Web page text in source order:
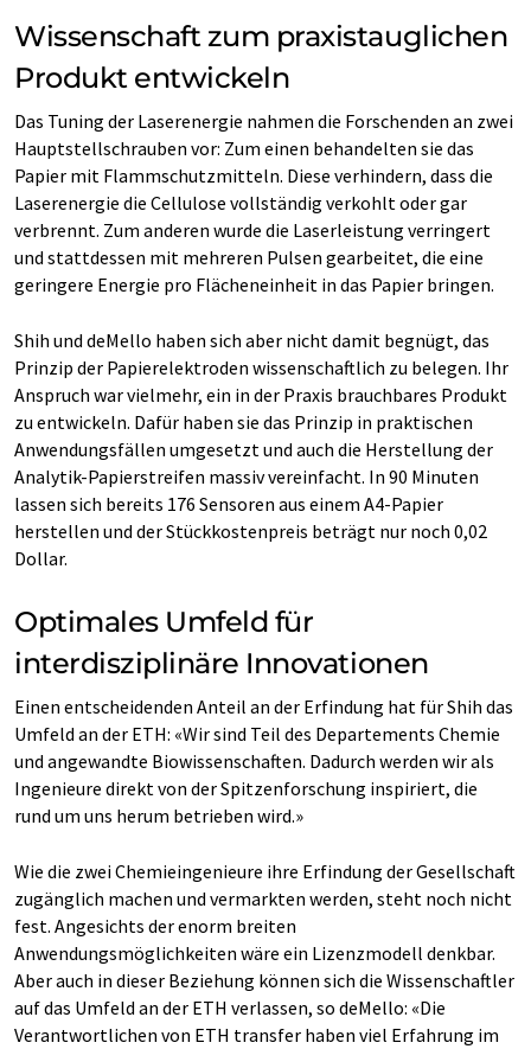
Wissenschaft zum praxistauglichen
Produkt entwickeln
Das Tuning der Laserenergie nahmen die Forschenden an zwei
Hauptstellschrauben vor: Zum einen behandelten sie das
Papier mit Flammschutzmitteln. Diese verhindern, dass die
Laserenergie die Cellulose vollständig verkohlt oder gar
verbrennt. Zum anderen wurde die Laserleistung verringert
und stattdessen mit mehreren Pulsen gearbeitet, die eine
geringere Energie pro Flächeneinheit in das Papier bringen.
Shih und deMello haben sich aber nicht damit begnügt, das
Prinzip der Papierelektroden wissenschaftlich zu belegen. Ihr
Anspruch war vielmehr, ein in der Praxis brauchbares Produkt
zu entwickeln. Dafür haben sie das Prinzip in praktischen
Anwendungsfällen umgesetzt und auch die Herstellung der
Analytik-​Papierstreifen massiv vereinfacht. In 90 Minuten
lassen sich bereits 176 Sensoren aus einem A4-​Papier
herstellen und der Stückkostenpreis beträgt nur noch 0,02
Dollar.
Optimales Umfeld für
interdisziplinäre Innovationen
Einen entscheidenden Anteil an der Erfindung hat für Shih das
Umfeld an der ETH: «Wir sind Teil des Departements Chemie
und angewandte Biowissenschaften. Dadurch werden wir als
Ingenieure direkt von der Spitzenforschung inspiriert, die
rund um uns herum betrieben wird.»
Wie die zwei Chemieingenieure ihre Erfindung der Gesellschaft
zugänglich machen und vermarkten werden, steht noch nicht
fest. Angesichts der enorm breiten
Anwendungsmöglichkeiten wäre ein Lizenzmodell denkbar.
Aber auch in dieser Beziehung können sich die Wissenschaftler
auf das Umfeld an der ETH verlassen, so deMello: «Die
Verantwortlichen von ETH transfer haben viel Erfahrung im